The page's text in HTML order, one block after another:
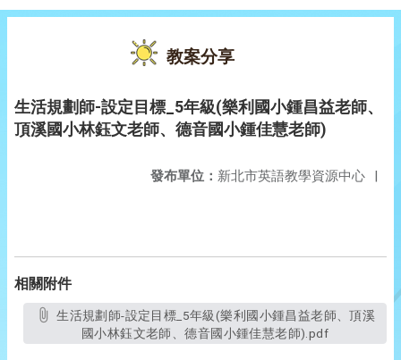
教案分享
生活規劃師-設定目標_5年級(樂利國小鍾昌益老師、
頂溪國小林鈺文老師、德音國小鍾佳慧老師)
發布單位： 新北市英語教學資源中心 |
相關附件
生活規劃師-設定目標_5年級(樂利國小鍾昌益老師、頂溪
國小林鈺文老師、德音國小鍾佳慧老師).pdf